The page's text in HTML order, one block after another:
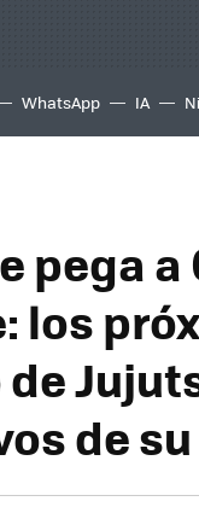
WhatsApp IA
pega
los
de